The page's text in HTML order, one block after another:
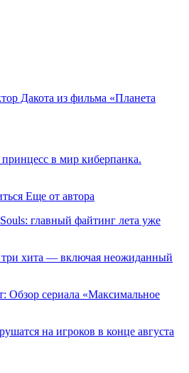
Дакота из фильма «Планета
в мир киберпанка.
Еще от автора
главный файтинг лета уже
три хита — включая неожиданный
Обзор сериала «Максимальное
на игроков в конце августа